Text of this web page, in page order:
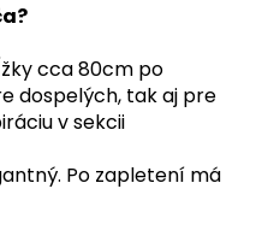
cca 80cm po
dospelých, tak aj pre
v sekcii
Po zapletení má